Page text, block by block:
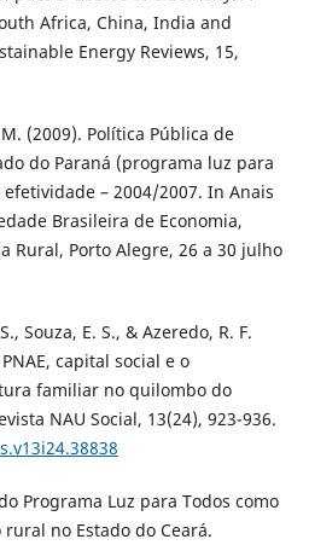
Africa, China, India and
Energy Reviews, 15,
(2009). Política Pública de
do Paraná (programa luz para
– 2004/2007. In Anais
Brasileira de Economia,
Rural, Porto Alegre, 26 a 30 julho
Souza, E. S., & Azeredo, R. F.
capital social e o
familiar no quilombo do
NAU Social, 13(24), 923-936.
Programa Luz para Todos como
no Estado do Ceará.